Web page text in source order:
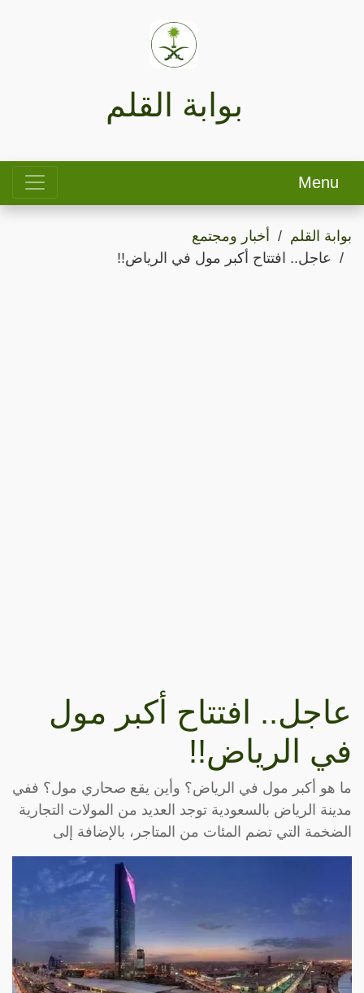
بوابة القلم
Menu
بوابة القلم
أخبار ومجتمع
عاجل.. افتتاح أكبر مول في الرياض!!
عاجل.. افتتاح أكبر مول
في الرياض!!
ما هو أكبر مول في الرياض؟ وأين يقع صحاري مول؟ ففي
مدينة الرياض بالسعودية توجد العديد من المولات التجارية
الضخمة التي تضم المئات من المتاجر، بالإضافة إلى